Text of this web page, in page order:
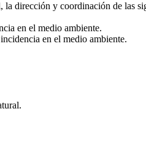
dirección y coordinación de las
en el medio ambiente.
en el medio ambiente.